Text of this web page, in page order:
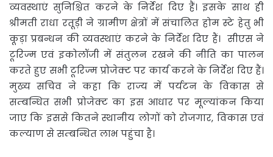
व्यवस्थाएं सुनिश्चित करने के निर्देश दिए हैं। इसके साथ ही
श्रीमती राधा रतूड़ी ने ग्रामीण क्षेत्रों में संचालित होम स्टे हेतु भी
कूड़ा प्रबन्धन की व्यवस्थाएं करने के निर्देश दिए हैं। सीएस ने
टूरिज्म एवं इकोलॉजी में संतुलन रखने की नीति का पालन
करते हुए सभी टूरिज्म प्रोजेक्ट पर कार्य करने के निर्देश दिए हैं।
मुख्य सचिव ने कहा कि राज्य में पर्यटन के विकास से
सम्बन्धित सभी प्रोजेक्ट का इस आधार पर मूल्यांकन किया
जाए कि इससे कितने स्थानीय लोगों को रोजगार, विकास एवं
कल्याण से सम्बन्धित लाभ पहुंचा है।